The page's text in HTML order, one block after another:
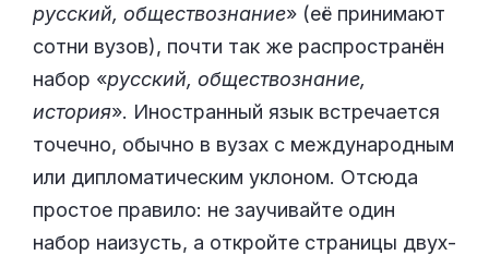
русский, обществознание» (её принимают
сотни вузов), почти так же распространён
набор «русский, обществознание,
история». Иностранный язык встречается
точечно, обычно в вузах с международным
или дипломатическим уклоном. Отсюда
простое правило: не заучивайте один
набор наизусть, а откройте страницы двух-